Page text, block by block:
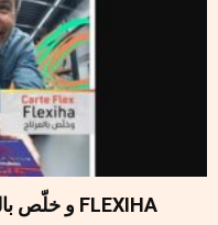
: ! و خلّص بالمرتاح FLEXIHA